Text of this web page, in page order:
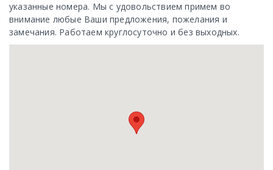
указанные номера. Мы с удовольствием примем во
внимание любые Ваши предложения, пожелания и
замечания. Работаем круглосуточно и без выходных.